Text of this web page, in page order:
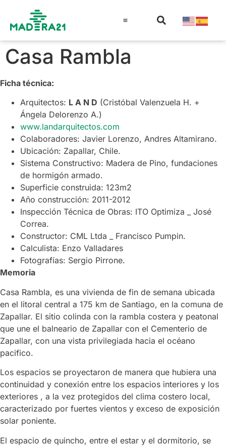
Casa Rambla
Ficha técnica:
Arquitectos: L A N D (Cristóbal Valenzuela H. +
Ángela Delorenzo A.)
www.landarquitectos.com
Colaboradores: Javier Lorenzo, Andres Altamirano.
Ubicación: Zapallar, Chile.
Sistema Constructivo: Madera de Pino, fundaciones
de hormigón armado.
Superficie construida: 123m2
Año construcción: 2011-2012
Inspección Técnica de Obras: ITO Optimiza _ José
Correa.
Constructor: CML Ltda _ Francisco Pumpin.
Calculista: Enzo Valladares
Fotografías: Sergio Pirrone.
Memoria
Casa Rambla, es una vivienda de fin de semana ubicada
en el litoral central a 175 km de Santiago, en la comuna de
Zapallar. El sitio colinda con la rambla costera y peatonal
que une el balneario de Zapallar con el Cementerio de
Zapallar, con una vista privilegiada hacia el océano
pacifico.
Los espacios se proyectaron de manera que hubiera una
continuidad y conexión entre los espacios interiores y los
exteriores , a la vez protegidos del clima costero local,
caracterizado por fuertes vientos y exceso de exposición
solar poniente.
El espacio de quincho, entre el estar y el dormitorio, se